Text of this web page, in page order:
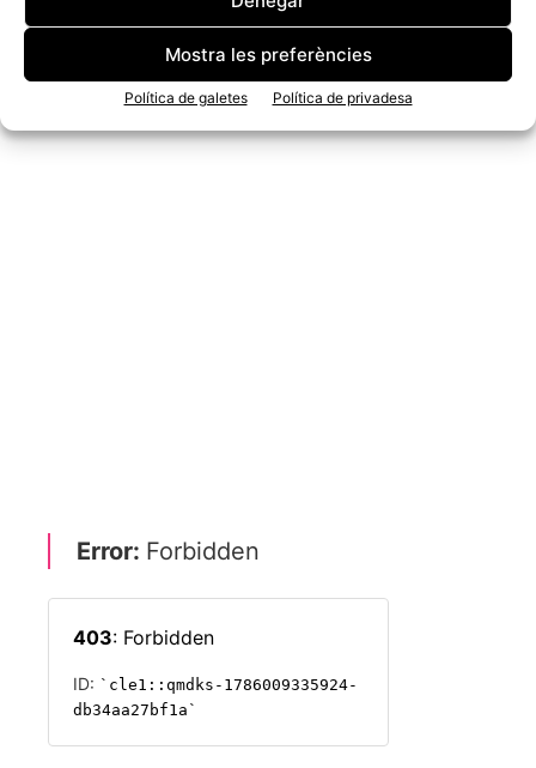
Mostra les preferències
Política de galetes Política de privadesa